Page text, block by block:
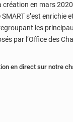
création en mars
s’est enrichie
les
par l’Office des
en direct sur notre